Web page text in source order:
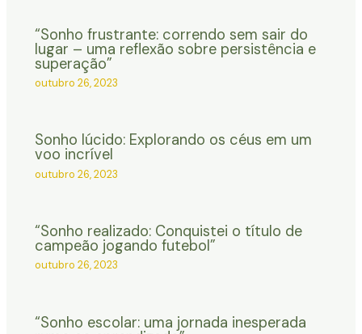
“Sonho frustrante: correndo sem sair do
lugar – uma reflexão sobre persistência e
superação”
outubro 26, 2023
Sonho lúcido: Explorando os céus em um
voo incrível
outubro 26, 2023
“Sonho realizado: Conquistei o título de
campeão jogando futebol”
outubro 26, 2023
“Sonho escolar: uma jornada inesperada